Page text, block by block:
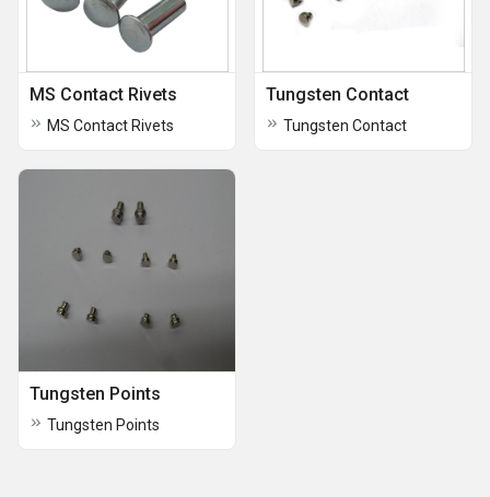
MS Contact Rivets
MS Contact Rivets
Tungsten Contact
Tungsten Contact
Tungsten Points
Tungsten Points